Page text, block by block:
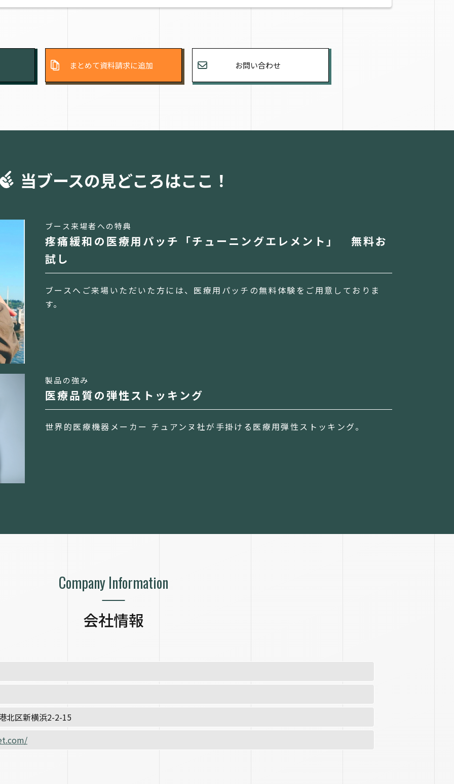
まとめて資料請求に追加 お問い合わせ
当ブースの見どころはここ！
ブース来場者への特典
疼痛緩和の医療用パッチ「チューニングエレメント」 無料お
試し
ブースへご来場いただいた方には、医療用パッチの無料体験をご用意しておりま
す。
製品の強み
医療品質の弾性ストッキング
世界的医療機器メーカー チュアンヌ社が手掛ける医療用弾性ストッキング。
Company Information
会社情報
北区新横浜2-2-15